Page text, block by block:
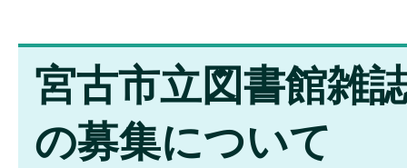
宮古市立図書館雑
の募集について